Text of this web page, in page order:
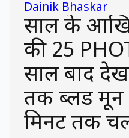
Dainik Bhaskar
साल के
की 25
साल बाद
तक ब्लड मून
मिनट तक